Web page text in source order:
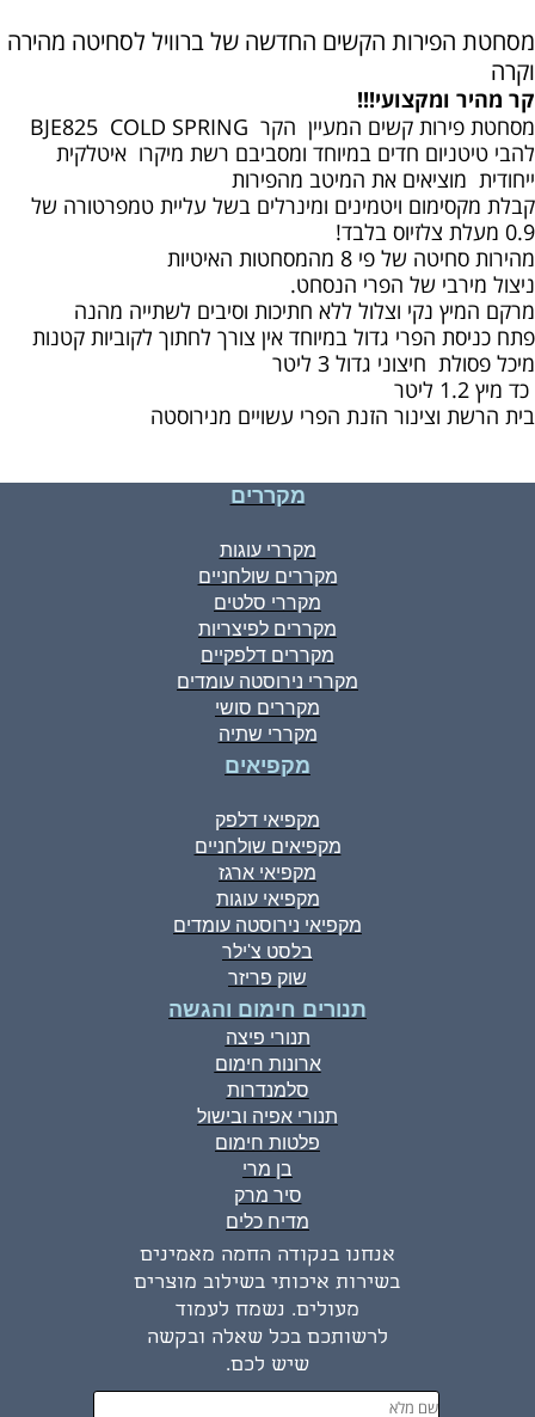
מסחטת הפירות הקשים החדשה של ברוויל לסחיטה מהירה
וקרה
קר מהיר ומקצועי!!!
מסחטת פירות קשים המעיין הקר COLD SPRING
BJE825
להבי טיטניום חדים במיוחד ומסביבם רשת מיקרו איטלקית
ייחודית מוציאים את המיטב מהפירות
קבלת מקסימום ויטמינים ומינרלים בשל עליית טמפרטורה של
0.9 מעלת צלזיוס בלבד!
מהירות סחיטה של פי 8 מהמסחטות האיטיות
ניצול מירבי של הפרי הנסחט.
מרקם המיץ נקי וצלול ללא חתיכות וסיבים לשתייה מהנה
פתח כניסת הפרי גדול במיוחד אין צורך לחתוך לקוביות קטנות
מיכל פסולת חיצוני גדול 3 ליטר
כד מיץ 1.2 ליטר
בית הרשת וצינור הזנת הפרי עשויים מנירוסטה
אנחנו בנקודה החמה מאמינים
בשירות איכותי בשילוב מוצרים
מעולים. נשמח לעמוד
לרשותכם בכל שאלה ובקשה
שיש לכם.
מקררים
מקררי עוגות
מקררים שולחניים
מקררי סלטים
מקררים לפיצריות
מקררים דלפקיים
מקררי נירוסטה עומדים
מקררים סושי
מקררי שתיה
מקפיאים
מקפיאי דלפק
מקפיאים שולחניים
מקפיאי ארגז
מקפיאי עוגות
מקפיאי נירוסטה עומדים
בלסט צ'ילר
שוק פריזר
תנורים חימום והגשה
תנורי פיצה
ארונות חימום
סלמנדרות
תנורי אפיה ובישול
פלטות חימום
בן מרי
סיר מרק
מדיח כלים